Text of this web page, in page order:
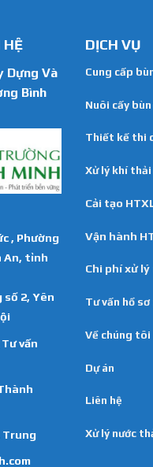
HỆ
Dựng Và
Bình
, Phường
An, tỉnh
số 2, Yên
vấn
Trung
DỊCH VỤ
Cung cấp
Nuôi cấy
Thiết kế thi
Xử lý khí thải
Cải tạo
Vận hành
Chi phí xử
Tư vấn hồ
Về chúng tôi
Dự án
Liên hệ
Xử lý nước